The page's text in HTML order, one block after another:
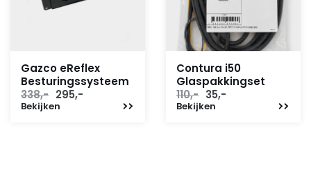
Gazco eReflex
Besturingssysteem
338,- Oorspronkelijke
prijs
295,-
Bekijken
Contura i50
Glaspakkingset
110,- Oorspronkelijke
prijs
35,-
Bekijken